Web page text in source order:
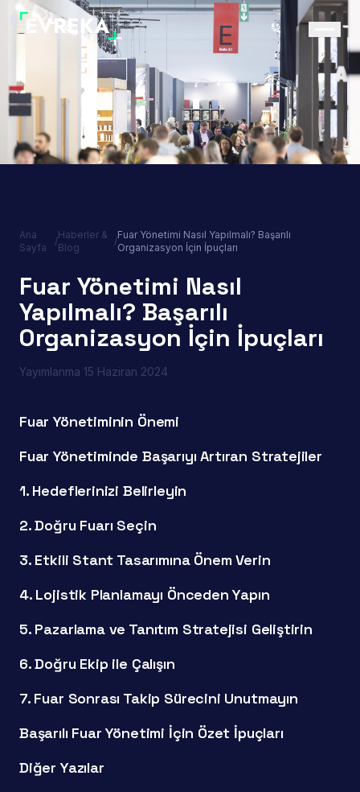
Ana
Sayfa
/
Haberler &
Blog
/
Fuar Yönetimi Nasıl Yapılmalı? Başarılı
Organizasyon İçin İpuçları
Fuar Yönetimi Nasıl
Yapılmalı? Başarılı
Organizasyon İçin İpuçları
Yayımlanma 15 Haziran 2024
Fuar Yönetiminin Önemi
Fuar Yönetiminde Başarıyı Artıran Stratejiler
1. Hedeflerinizi Belirleyin
2. Doğru Fuarı Seçin
3. Etkili Stant Tasarımına Önem Verin
4. Lojistik Planlamayı Önceden Yapın
5. Pazarlama ve Tanıtım Stratejisi Geliştirin
6. Doğru Ekip ile Çalışın
7. Fuar Sonrası Takip Sürecini Unutmayın
Başarılı Fuar Yönetimi İçin Özet İpuçları
Diğer Yazılar